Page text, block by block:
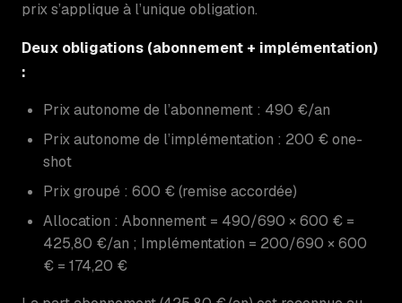
prix s’applique à l’unique obligation.
Deux obligations (abonnement + implémentation)
:
Prix autonome de l’abonnement : 490 €/an
Prix autonome de l’implémentation : 200 € one-
shot
Prix groupé : 600 € (remise accordée)
Allocation : Abonnement = 490/690 × 600 € =
425,80 €/an ; Implémentation = 200/690 × 600
€ = 174,20 €